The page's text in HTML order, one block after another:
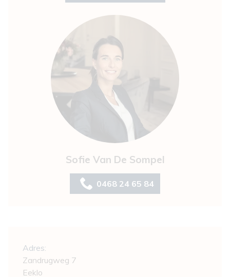
Sofie Van De Sompel
0468 24 65 84
Adres:
Zandrugweg 7
Eeklo